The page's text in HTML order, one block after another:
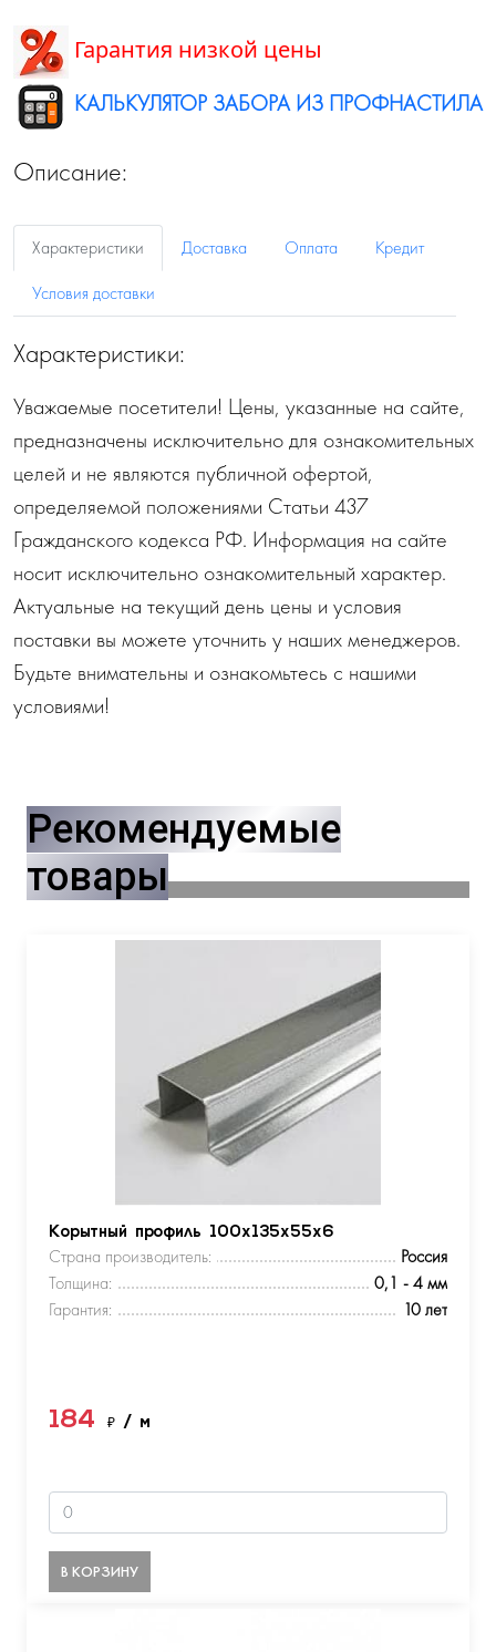
Гарантия низкой цены
КАЛЬКУЛЯТОР ЗАБОРА ИЗ ПРОФНАСТИЛА
Описание:
Характеристики Доставка Оплата
Кредит
Условия доставки
Характеристики:
Уважаемые посетители! Цены, указанные на сайте,
предназначены исключительно для ознакомительных
целей и не являются публичной офертой,
определяемой положениями Статьи 437
Гражданского кодекса РФ. Информация на сайте
носит исключительно ознакомительный характер.
Актуальные на текущий день цены и условия
поставки вы можете уточнить у наших менеджеров.
Будьте внимательны и ознакомьтесь с нашими
условиями!
Рекомендуемые
товары
Корытный профиль 100х135х55х6
Страна производитель:
Россия
Толщина:
0,1 - 4 мм
Гарантия:
10 лет
184 ₽ / м
В КОРЗИНУ